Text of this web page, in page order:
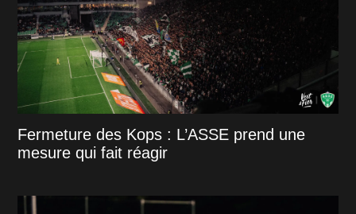
Fermeture des Kops : L’ASSE prend une
mesure qui fait réagir